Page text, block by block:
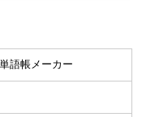
語帳メーカー